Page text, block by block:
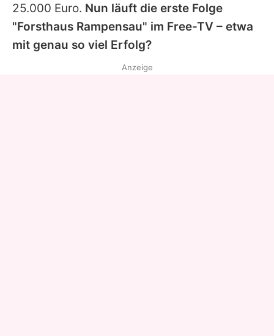
25.000 Euro. Nun läuft die erste Folge
"Forsthaus Rampensau" im Free-TV – etwa
mit genau so viel Erfolg?
Anzeige